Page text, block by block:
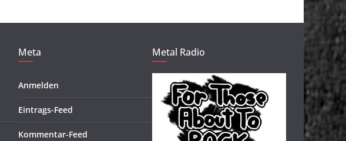
Meta
Anmelden
Eintrags-Feed
Kommentar-Feed
Metal Radio